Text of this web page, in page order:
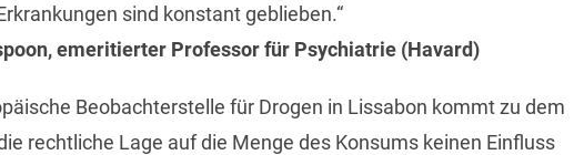
sind konstant geblieben.“
emeritierter Professor für Psychiatrie (Havard)
Beobachterstelle für Drogen in Lissabon kommt zu dem
rechtliche Lage auf die Menge des Konsums keinen Einfluss